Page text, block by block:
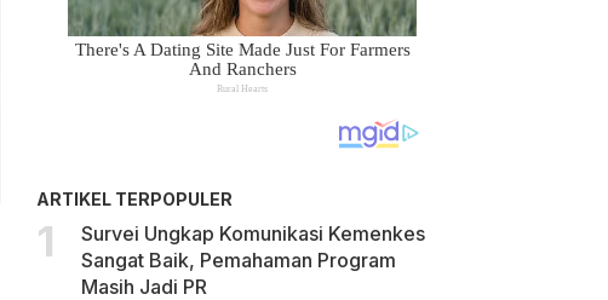
ARTIKEL TERPOPULER
Survei Ungkap Komunikasi Kemenkes
Sangat Baik, Pemahaman Program
Masih Jadi PR